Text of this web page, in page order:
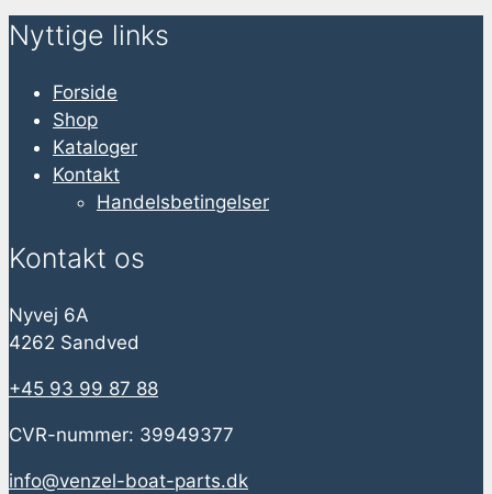
Nyttige links
Forside
Shop
Kataloger
Kontakt
Handelsbetingelser
Kontakt os
Nyvej 6A
4262 Sandved
+45 93 99 87 88
CVR-nummer: 39949377
info@venzel-boat-parts.dk